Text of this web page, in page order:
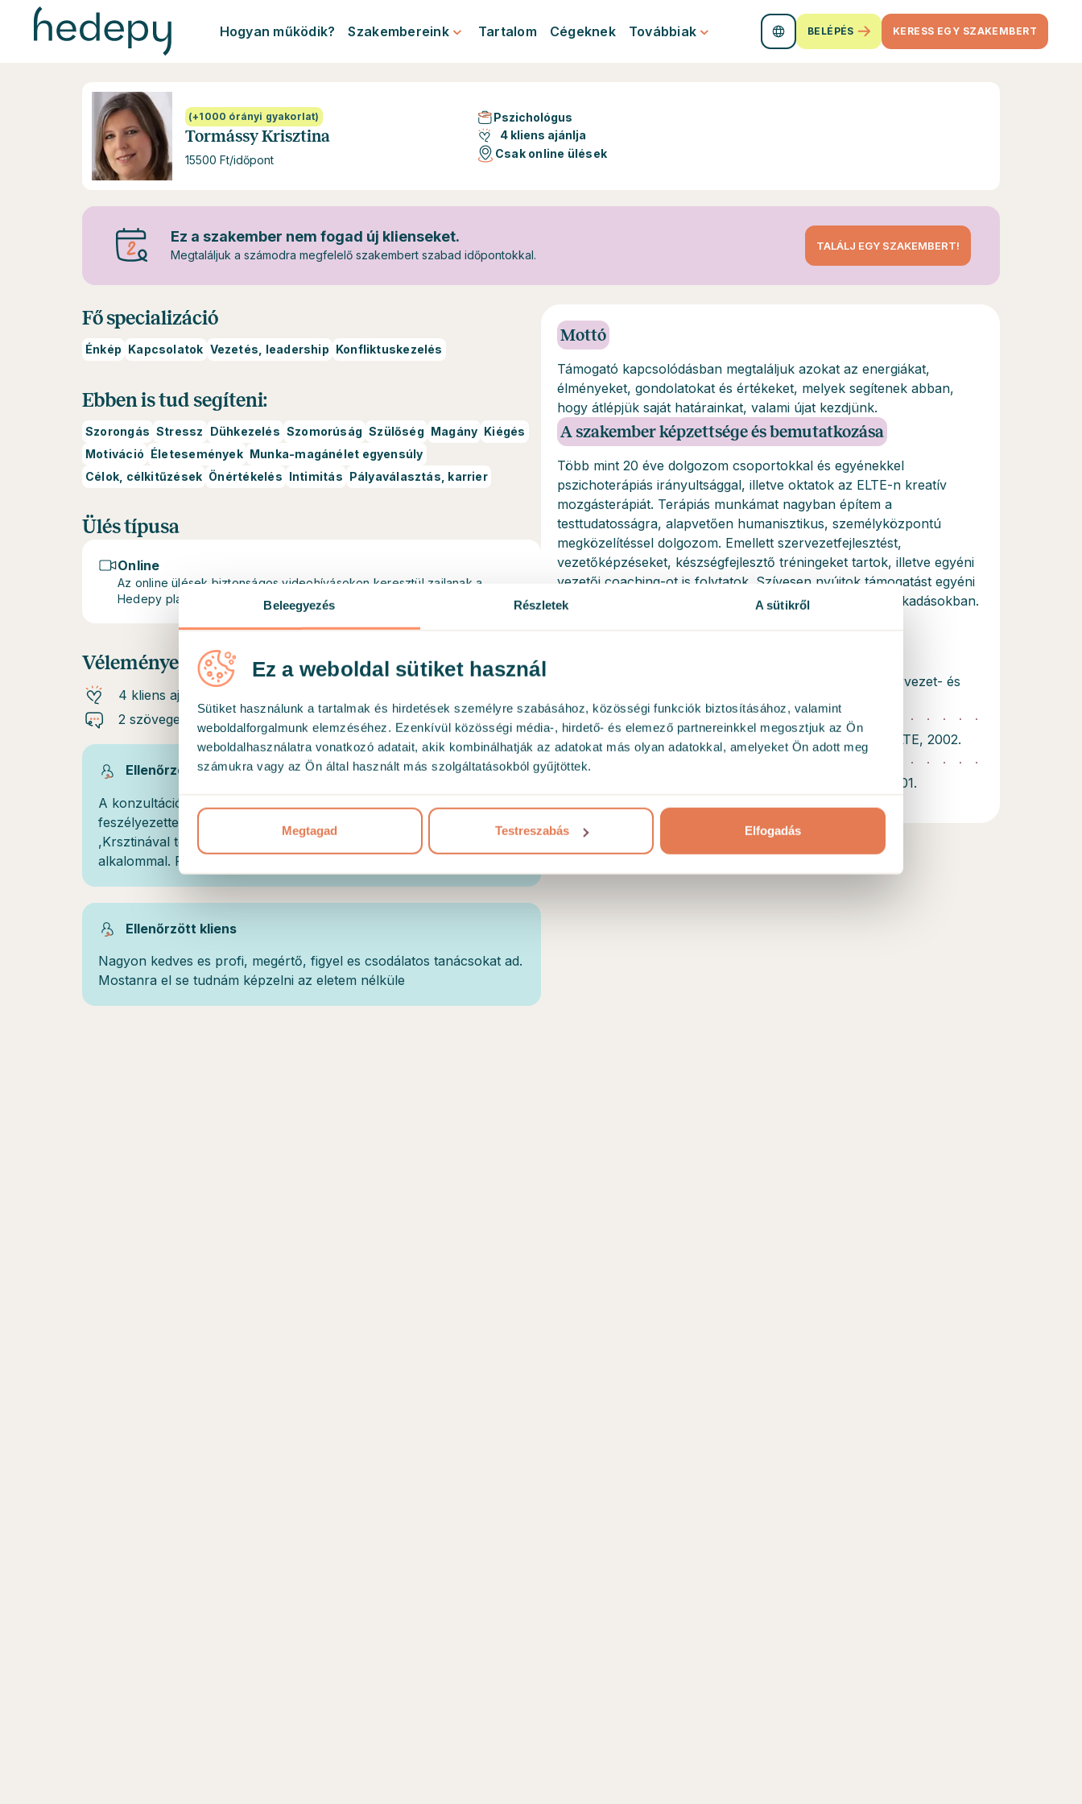
Beleegyezés Részletek A sütikről
Ez a weboldal sütiket használ
Sütiket használunk a tartalmak és hirdetések személyre szabásához, közösségi funkciók biztosításához, valamint
weboldalforgalmunk elemzéséhez. Ezenkívül közösségi média-, hirdető- és elemező partnereinkkel megosztjuk az Ön
weboldalhasználatra vonatkozó adatait, akik kombinálhatják az adatokat más olyan adatokkal, amelyeket Ön adott meg
számukra vagy az Ön által használt más szolgáltatásokból gyűjtöttek.
Megtagad Testreszabás Elfogadás
Hogyan működik? Szakembereink Tartalom Cégeknek Továbbiak BELÉPÉS KERESS EGY SZAKEMBERT
(+1000 órányi gyakorlat)
Tormássy Krisztina
15500 Ft/időpont
Pszichológus
4 kliens ajánlja
Csak online ülések
Ez a szakember nem fogad új klienseket.
Megtaláljuk a számodra megfelelő szakembert szabad időpontokkal.
TALÁLJ EGY SZAKEMBERT!
Fő specializáció
Énkép Kapcsolatok Vezetés, leadership Konfliktuskezelés
Ebben is tud segíteni:
Szorongás Stressz Dühkezelés Szomorúság Szülőség Magány Kiégés
Motiváció Életesemények Munka-magánélet egyensúly
Célok, célkitűzések Önértékelés Intimitás Pályaválasztás, karrier
Ülés típusa
Online
Az online ülések biztonságos videohívásokon keresztül zajlanak a
Hedepy platformon.
Vélemények és ajánlások
4 kliens ajánlja
2 szöveges ajánlás
Ellenőrzött kliens
A konzultáció számomra hasznos volt .Nem éreztem magam
feszélyezetten. Annak ellenére hogy bizalom vesztés a problémám
,Krsztinával teljesen nyogodt voltam és bizalmat éreztem első
alkalommal. Folytatni fogom.
Ellenőrzött kliens
Nagyon kedves es profi, megértő, figyel es csodálatos tanácsokat ad.
Mostanra el se tudnám képzelni az eletem nélküle
Mottó
Támogató kapcsolódásban megtaláljuk azokat az energiákat,
élményeket, gondolatokat és értékeket, melyek segítenek abban,
hogy átlépjük saját határainkat, valami újat kezdjünk.
A szakember képzettsége és bemutatkozása
Több mint 20 éve dolgozom csoportokkal és egyénekkel
pszichoterápiás irányultsággal, illetve oktatok az ELTE-n kreatív
mozgásterápiát. Terápiás munkámat nagyban építem a
testtudatosságra, alapvetően humanisztikus, személyközpontú
megközelítéssel dolgozom. Emellett szervezetfejlesztést,
vezetőképzéseket, készségfejlesztő tréningeket tartok, illetve egyéni
vezetői coaching-ot is folytatok. Szívesen nyújtok támogatást egyéni
élethelyzeti nehézségekben és vezetői dilemmákban, elakadásokban.
Szervezetfejlesztési tanácsadó - Concordia Szervezet- és
Vezetésfejlesztési Kft., 2006.
Okleveles pszichológus (tanácsadás szakir.) - ELTE, 2002.
Integrált Kifejezés- és Táncterapeuta - CITA, 2001.